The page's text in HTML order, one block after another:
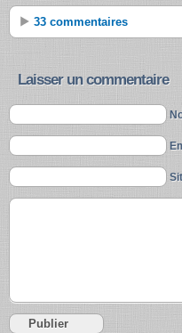
33 commentaires
Laisser un commentaire